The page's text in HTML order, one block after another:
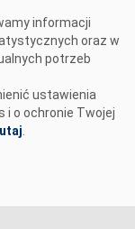
informacji
oraz w
potrzeb
ustawienia
i o ochronie Twojej